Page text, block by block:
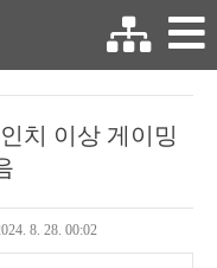
치 이상 게이밍
8. 28. 00:02